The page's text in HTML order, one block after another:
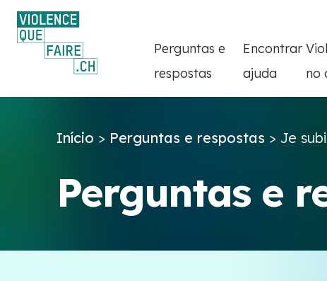
Perguntas e
respostas
Encontrar
ajuda
no
Início > Perguntas e respostas > Je
Perguntas e